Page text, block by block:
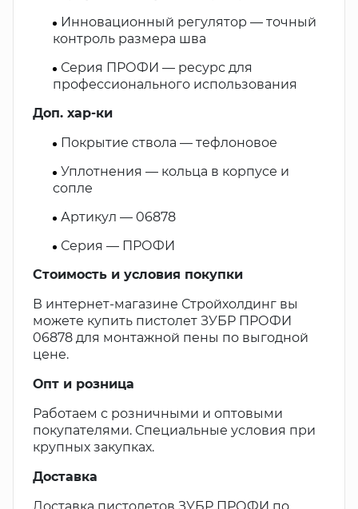
Инновационный регулятор — точный
контроль размера шва
Серия ПРОФИ — ресурс для
профессионального использования
Доп. хар-ки
Покрытие ствола — тефлоновое
Уплотнения — кольца в корпусе и
сопле
Артикул — 06878
Серия — ПРОФИ
Стоимость и условия покупки
В интернет-магазине Стройхолдинг вы
можете купить пистолет ЗУБР ПРОФИ
06878 для монтажной пены по выгодной
цене.
Опт и розница
Работаем с розничными и оптовыми
покупателями. Специальные условия при
крупных закупках.
Доставка